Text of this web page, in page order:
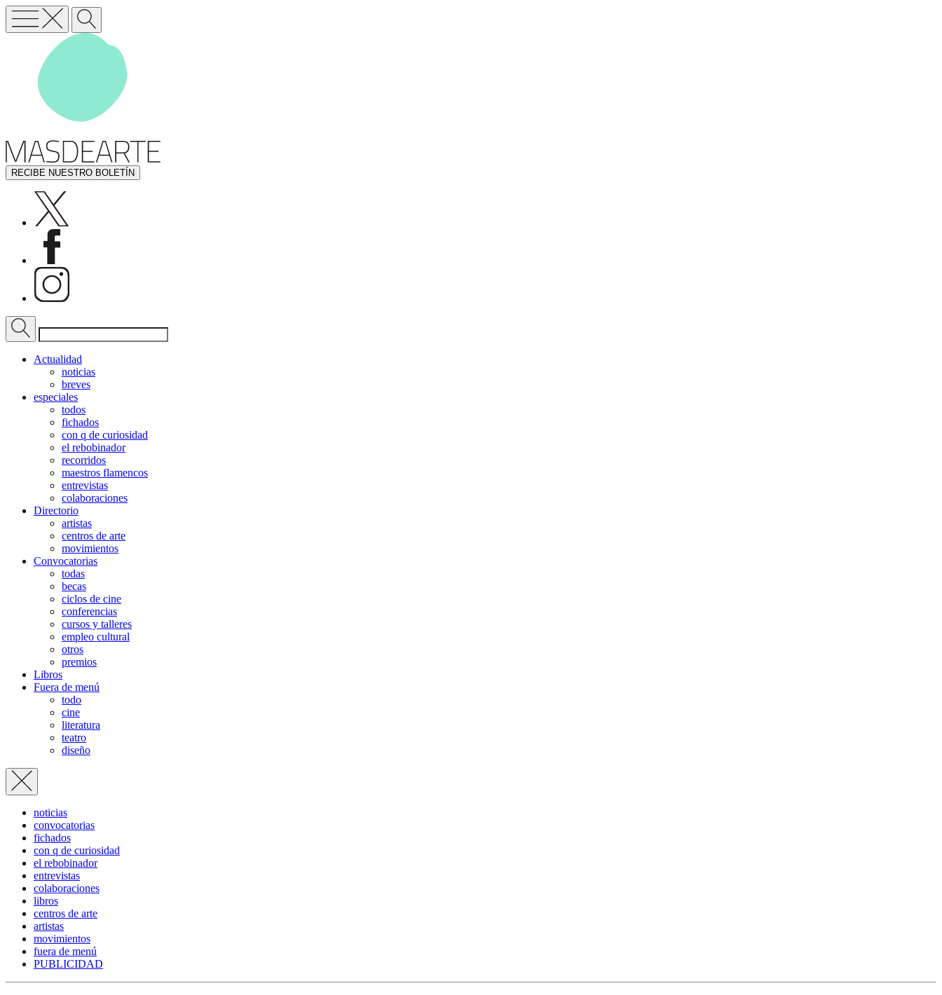
RECIBE NUESTRO BOLETÍN
Actualidad
noticias
breves
especiales
todos
fichados
con q de curiosidad
el rebobinador
recorridos
maestros flamencos
entrevistas
colaboraciones
Directorio
artistas
centros de arte
movimientos
Convocatorias
todas
becas
ciclos de cine
conferencias
cursos y talleres
empleo cultural
otros
premios
Libros
Fuera de menú
todo
cine
literatura
teatro
diseño
noticias
convocatorias
fichados
con q de curiosidad
el rebobinador
entrevistas
colaboraciones
libros
centros de arte
artistas
movimientos
fuera de menú
PUBLICIDAD